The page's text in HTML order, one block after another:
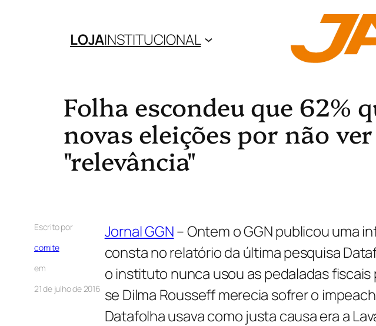
LOJAINSTITUCIONAL
Folha escondeu que 62%
novas eleições por não ver
"relevância"
Escrito por
comite
em
21 de julho de 2016
Jornal GGN– Ontem o GGN publicou uma
consta no relatório da última pesquisa
o instituto nunca usou as pedaladas fiscais
se Dilma Rousseff merecia sofrer o
Datafolha usava como justa causa era a